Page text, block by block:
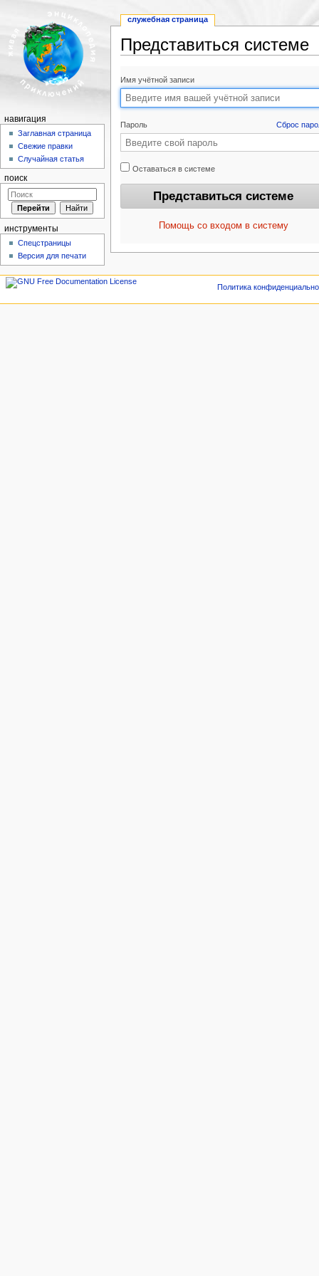
Представиться системе
Имя учётной записи
Пароль Сброс
Оставаться в системе
Помощь со входом в систему
служебная страница
навигация
Заглавная страница
Свежие правки
Случайная статья
поиск
инструменты
Спецстраницы
Версия для печати
Политика